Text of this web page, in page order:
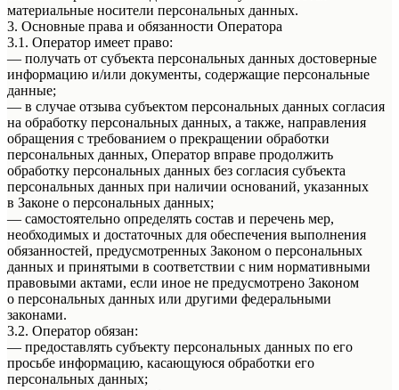
материальные носители персональных данных.
3. Основные права и обязанности Оператора
3.1. Оператор имеет право:
— получать от субъекта персональных данных достоверные
информацию и/или документы, содержащие персональные
данные;
— в случае отзыва субъектом персональных данных согласия
на обработку персональных данных, а также, направления
обращения с требованием о прекращении обработки
персональных данных, Оператор вправе продолжить
обработку персональных данных без согласия субъекта
персональных данных при наличии оснований, указанных
в Законе о персональных данных;
— самостоятельно определять состав и перечень мер,
необходимых и достаточных для обеспечения выполнения
обязанностей, предусмотренных Законом о персональных
данных и принятыми в соответствии с ним нормативными
правовыми актами, если иное не предусмотрено Законом
о персональных данных или другими федеральными
законами.
3.2. Оператор обязан:
— предоставлять субъекту персональных данных по его
просьбе информацию, касающуюся обработки его
персональных данных;